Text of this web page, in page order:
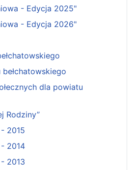
- Edycja 2025"
- Edycja 2026"
dla powiatu
Rodziny”
2015
2014
2013